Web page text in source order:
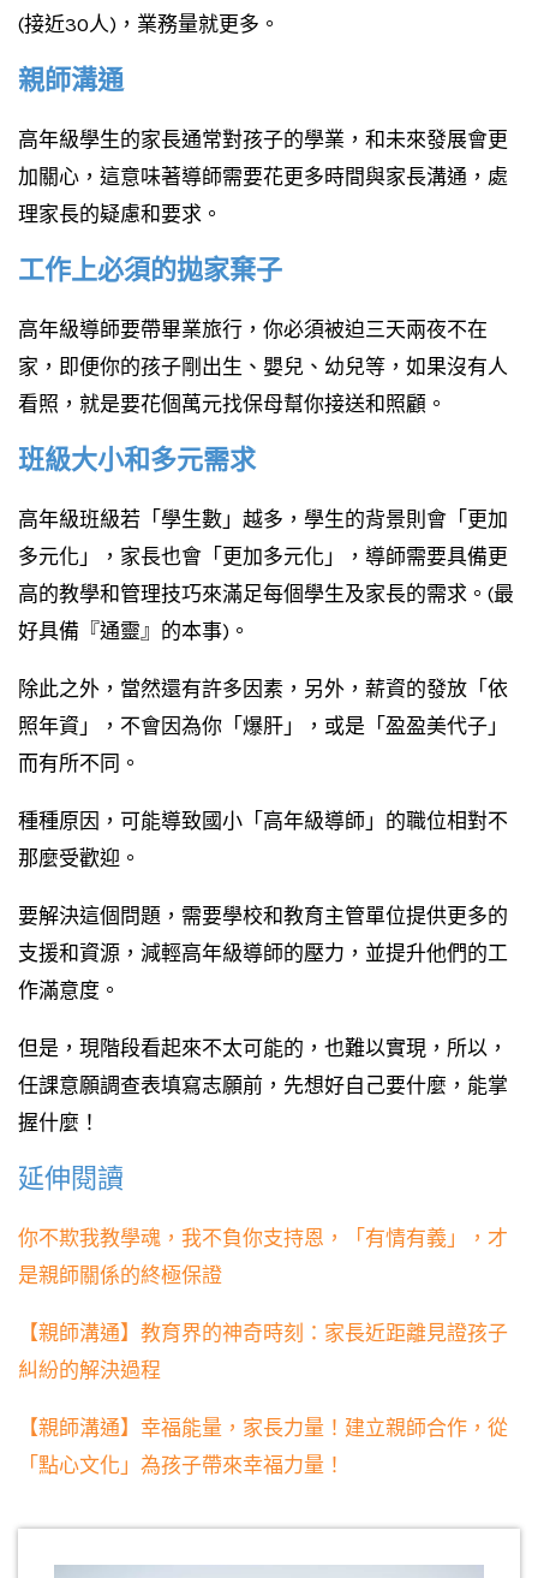
(接近30人)，業務量就更多。
親師溝通
高年級學生的家長通常對孩子的學業，和未來發展會更
加關心，這意味著導師需要花更多時間與家長溝通，處
理家長的疑慮和要求。
工作上必須的拋家棄子
高年級導師要帶畢業旅行，你必須被迫三天兩夜不在
家，即便你的孩子剛出生、嬰兒、幼兒等，如果沒有人
看照，就是要花個萬元找保母幫你接送和照顧。
班級大小和多元需求
高年級班級若「學生數」越多，學生的背景則會「更加
多元化」，家長也會「更加多元化」，導師需要具備更
高的教學和管理技巧來滿足每個學生及家長的需求。(最
好具備『通靈』的本事)。
除此之外，當然還有許多因素，另外，薪資的發放「依
照年資」，不會因為你「爆肝」，或是「盈盈美代子」
而有所不同。
種種原因，可能導致國小「高年級導師」的職位相對不
那麼受歡迎。
要解決這個問題，需要學校和教育主管單位提供更多的
支援和資源，減輕高年級導師的壓力，並提升他們的工
作滿意度。
但是，現階段看起來不太可能的，也難以實現，所以，
任課意願調查表填寫志願前，先想好自己要什麼，能掌
握什麼！
延伸閱讀
你不欺我教學魂，我不負你支持恩，「有情有義」，才
是親師關係的終極保證
【親師溝通】教育界的神奇時刻：家長近距離見證孩子
糾紛的解決過程
【親師溝通】幸福能量，家長力量！建立親師合作，從
「點心文化」為孩子帶來幸福力量！